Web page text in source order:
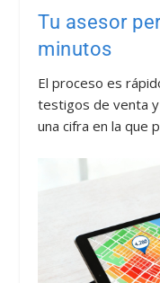
Tu asesor
minutos
El proceso es
testigos de venta
una cifra en la que